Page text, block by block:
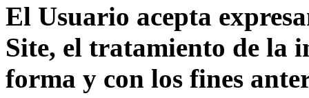
El Usuario acepta
Site, el tratamiento de la
forma y con los fines